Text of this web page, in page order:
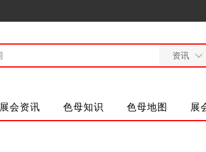
展会资讯 色母知识 色母地图 展